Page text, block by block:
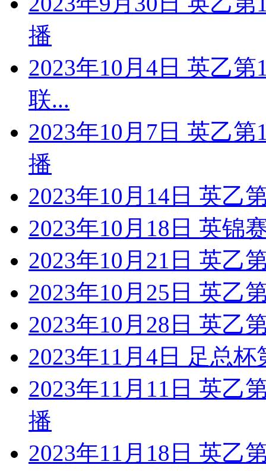
播
2023年10月4日 英乙
联...
2023年10月7日 英乙
播
2023年10月14日 英乙
2023年10月18日 英锦
2023年10月21日 英乙
2023年10月25日 英乙
2023年10月28日 英乙
2023年11月4日 足总
2023年11月11日 英乙
播
2023年11月18日 英乙